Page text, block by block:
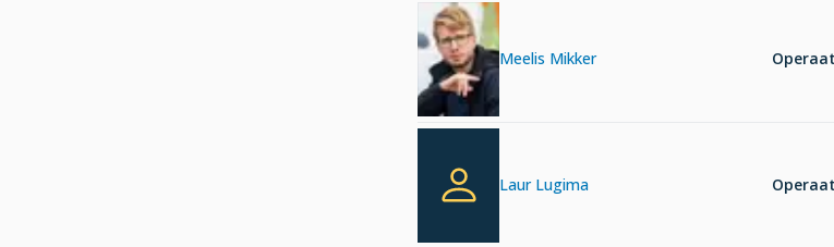
Meelis Mikker
Laur Lugima